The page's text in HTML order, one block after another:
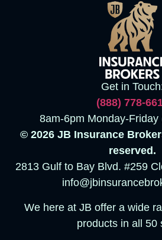
Get in
(888) 778-
8am-6pm Monday-Friday
© 2026 JB Insurance
reserved.
2813 Gulf to Bay Blvd. #259
We here at JB offer a wide
products in all 50